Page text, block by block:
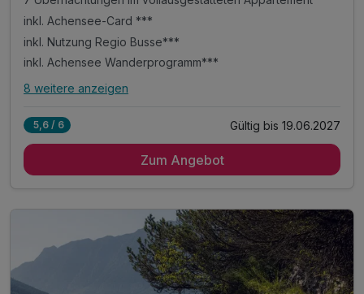
inkl. Achensee-Card ***
inkl. Nutzung Regio Busse***
inkl. Achensee Wanderprogramm***
Alle Inklusivleistungen
inkl. Achensee-Card ***
inkl. Ermäßigung Karwendel Bergbahn***
inkl. Ermäßigung Achenseeschifffahrt***
Tipp: Brötchenservice auf Bestellung
Tipp: Surfschule Achensee
8 weitere anzeigen
5,6 / 6 Gültig bis 19.06.2027
Zum Angebot